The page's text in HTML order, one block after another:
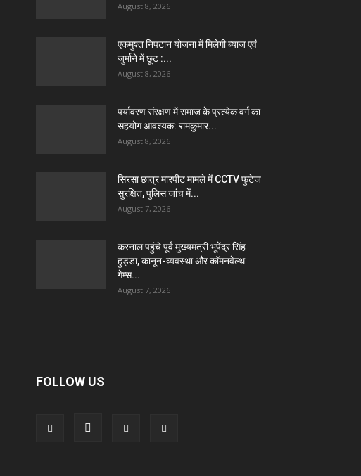
August 8, 2026
एकमुश्त निपटान योजना में मिलेगी ब्याज एवं
जुर्माने में छूट :...
August 8, 2026
पर्यावरण संरक्षण में समाज के प्रत्येक वर्ग का
सहयोग आवश्यक: रामकुमार...
August 8, 2026
सिरसा छात्र मारपीट मामले में CCTV फुटेज
सुरक्षित, पुलिस जांच में...
August 7, 2026
करनाल पहुंचे पूर्व मुख्यमंत्री भूपेंद्र सिंह
हुड्डा, कानून-व्यवस्था और कॉमनवेल्थ
गेम्स...
August 7, 2026
FOLLOW US